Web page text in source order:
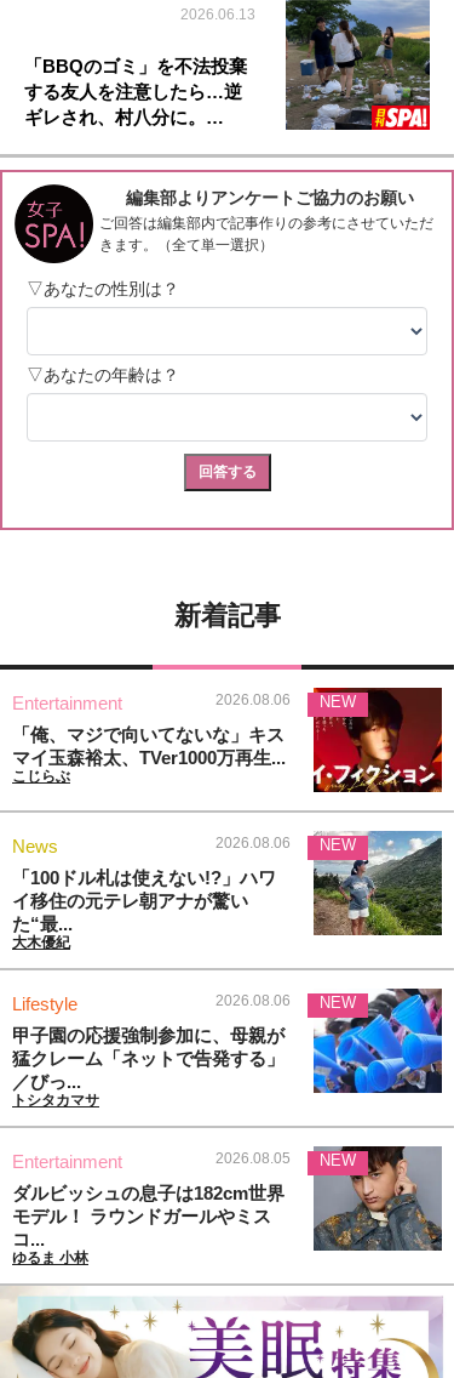
2026.06.13
「BBQのゴミ」を不法投棄
する友人を注意したら…逆
ギレされ、村八分に。…
新着記事
Entertainment 2026.08.06
「俺、マジで向いてないな」キス
マイ玉森裕太、TVer1000万再生...
こじらぶ
NEW
News 2026.08.06
「100ドル札は使えない!?」ハワ
イ移住の元テレ朝アナが驚い
た“最...
大木優紀
NEW
Lifestyle 2026.08.06
甲子園の応援強制参加に、母親が
猛クレーム「ネットで告発する」
／びっ...
トシタカマサ
NEW
Entertainment 2026.08.05
ダルビッシュの息子は182cm世界
モデル！ ラウンドガールやミス
コ...
ゆるま 小林
NEW